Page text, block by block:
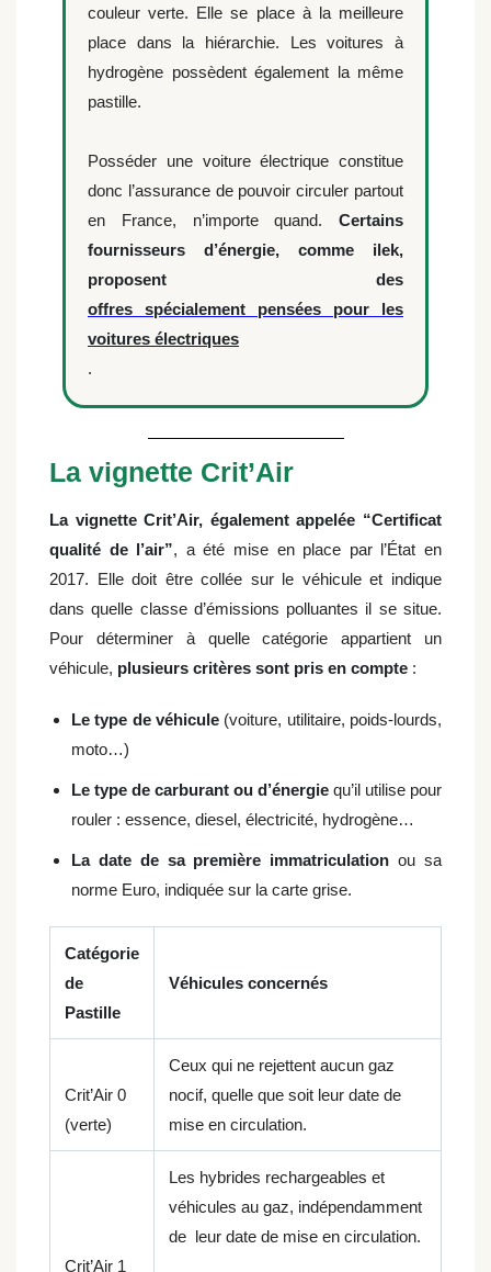
couleur verte. Elle se place à la meilleure
place dans la hiérarchie. Les voitures à
hydrogène possèdent également la même
pastille.
Posséder une voiture électrique constitue
donc l’assurance de pouvoir circuler partout
en France, n’importe quand. Certains
fournisseurs d’énergie, comme ilek,
proposent des
offres spécialement pensées pour les
voitures électriques
.
La vignette Crit’Air
La vignette Crit’Air, également appelée “Certificat
qualité de l’air”, a été mise en place par l’État en
2017. Elle doit être collée sur le véhicule et indique
dans quelle classe d’émissions polluantes il se situe.
Pour déterminer à quelle catégorie appartient un
véhicule, plusieurs critères sont pris en compte :
Le type de véhicule (voiture, utilitaire, poids-lourds,
moto…)
Le type de carburant ou d’énergie qu’il utilise pour
rouler : essence, diesel, électricité, hydrogène…
La date de sa première immatriculation ou sa
norme Euro, indiquée sur la carte grise.
Catégorie
de
Pastille
Véhicules concernés
Crit’Air 0
(verte)
Ceux qui ne rejettent aucun gaz
nocif, quelle que soit leur date de
mise en circulation.
Crit’Air 1
Les hybrides rechargeables et
véhicules au gaz, indépendamment
de leur date de mise en circulation.